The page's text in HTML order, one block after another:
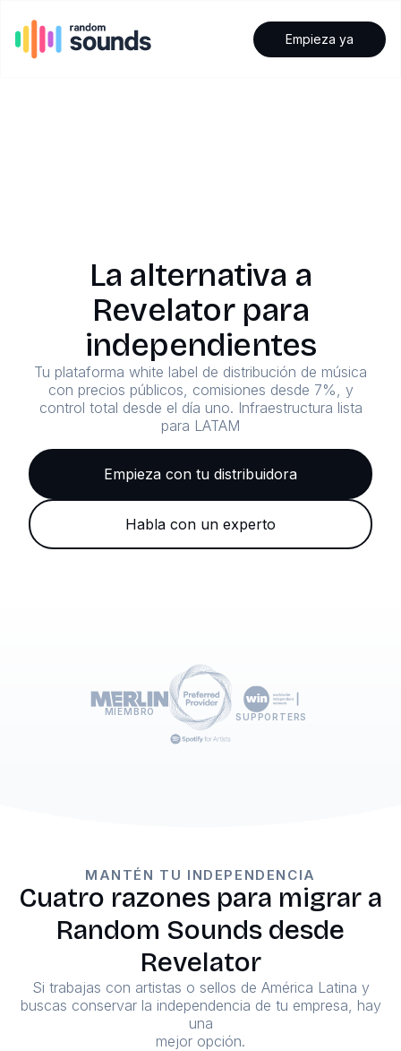
Empieza ya
La alternativa a
Revelator para
independientes
Tu plataforma white label de distribución de música
con precios públicos, comisiones desde 7%, y
control total desde el día uno. Infraestructura lista
para LATAM
Empieza con tu distribuidora
Habla con un experto
MIEMBRO SUPPORTERS
MANTÉN TU INDEPENDENCIA
Cuatro razones para migrar a
Random Sounds desde
Revelator
Si trabajas con artistas o sellos de América Latina y
buscas conservar la independencia de tu empresa, hay
una
mejor opción.